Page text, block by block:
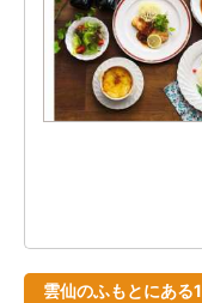
雲仙のふもとにある